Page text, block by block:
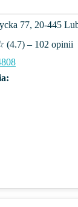
77, 20-445
– 102 opinii